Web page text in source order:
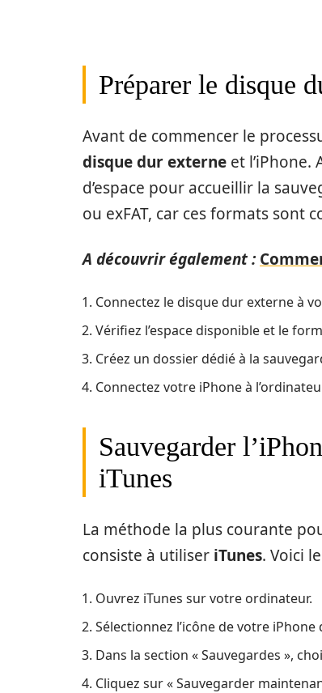
Préparer le disque
Avant de commencer le
disque dur externe et l’iPhone.
d’espace pour accueillir la
ou exFAT, car ces formats sont
A découvrir également :
Connectez le disque dur externe à
Vérifiez l’espace disponible et le
Créez un dossier dédié à la
Connectez votre iPhone à
Sauvegarder
iTunes
La méthode la plus courante
consiste à utiliser iTunes. Voici
Ouvrez iTunes sur votre ordinateur.
Sélectionnez l’icône de votre
Dans la section « Sauvegardes »,
Cliquez sur « Sauvegarder